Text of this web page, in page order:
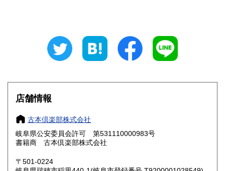
静岡県
680円 三重県
滋賀県 680円 京都府 680円
大阪府
奈良県
鳥取県 680円
岡山県 680円 広島県 680円
店舗情報
古本倶楽部株式会社
岐阜県公安委員会許可 第531110000983号
書籍商 古本倶楽部株式会社
〒501-0224